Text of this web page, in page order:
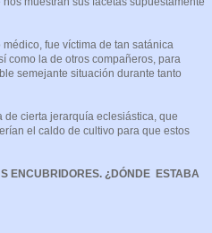
fue víctima de tan satánica
como la de otros compañeros, para
semejante situación durante tanto
cierta jerarquía eclesiástica, que
el caldo de cultivo para que estos
ENCUBRIDORES. ¿DÓNDE ESTABA